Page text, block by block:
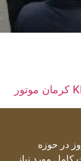
افزایش 600 میلیون تومانی پیکاپ KMC T9 کرمان موتور
در حوزه
مورد نیاز